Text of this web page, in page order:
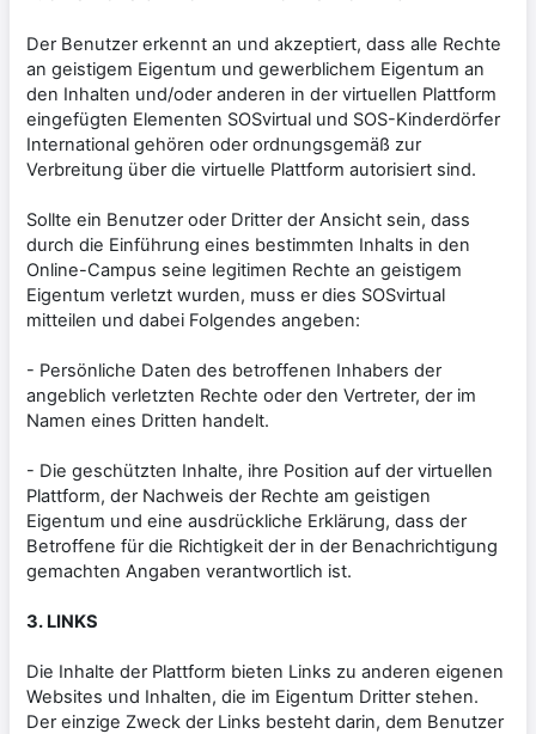
Der Benutzer erkennt an und akzeptiert, dass alle Rechte
an geistigem Eigentum und gewerblichem Eigentum an
den Inhalten und/oder anderen in der virtuellen Plattform
eingefügten Elementen SOSvirtual und SOS-Kinderdörfer
International gehören oder ordnungsgemäß zur
Verbreitung über die virtuelle Plattform autorisiert sind.
Sollte ein Benutzer oder Dritter der Ansicht sein, dass
durch die Einführung eines bestimmten Inhalts in den
Online-Campus seine legitimen Rechte an geistigem
Eigentum verletzt wurden, muss er dies SOSvirtual
mitteilen und dabei Folgendes angeben:
- Persönliche Daten des betroffenen Inhabers der
angeblich verletzten Rechte oder den Vertreter, der im
Namen eines Dritten handelt.
- Die geschützten Inhalte, ihre Position auf der virtuellen
Plattform, der Nachweis der Rechte am geistigen
Eigentum und eine ausdrückliche Erklärung, dass der
Betroffene für die Richtigkeit der in der Benachrichtigung
gemachten Angaben verantwortlich ist.
3. LINKS
Die Inhalte der Plattform bieten Links zu anderen eigenen
Websites und Inhalten, die im Eigentum Dritter stehen.
Der einzige Zweck der Links besteht darin, dem Benutzer